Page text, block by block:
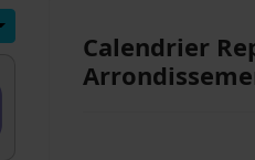
Calendrier